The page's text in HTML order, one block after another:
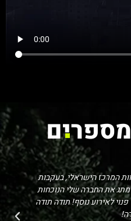
ם
המרכז הישראלי, בעקבות
את החברה שלי הנוכחות
לאירוע נוסף! תודה תודה